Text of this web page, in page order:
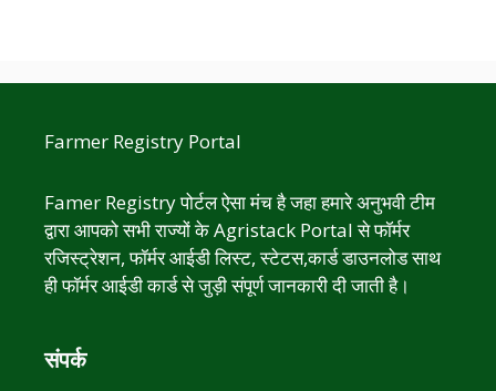
Farmer Registry Portal
Famer Registry पोर्टल ऐसा मंच है जहा हमारे अनुभवी टीम
द्वारा आपको सभी राज्यों के Agristack Portal से फॉर्मर
रजिस्ट्रेशन, फॉर्मर आईडी लिस्ट, स्टेटस,कार्ड डाउनलोड साथ
ही फॉर्मर आईडी कार्ड से जुड़ी संपूर्ण जानकारी दी जाती है।
संपर्क